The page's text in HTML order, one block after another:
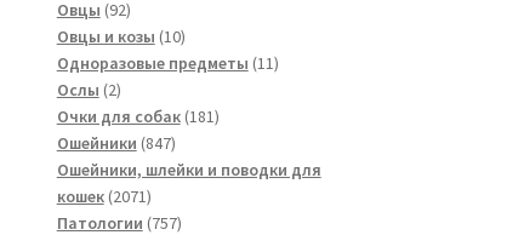
товаров
Овцы 9292
товара
Овцы и козы 1010
товаров
Одноразовые предметы 1111
Ослы 22
товара
Очки для собак 181181
Ошейники 847847
товаров
Ошейники, шлейки и поводки для
кошек 20712071
товар
Патологии 757757